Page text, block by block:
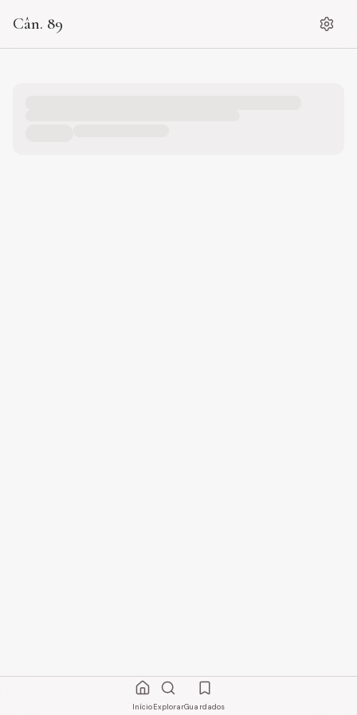
Cân. 89
InícioExplorarGuardados